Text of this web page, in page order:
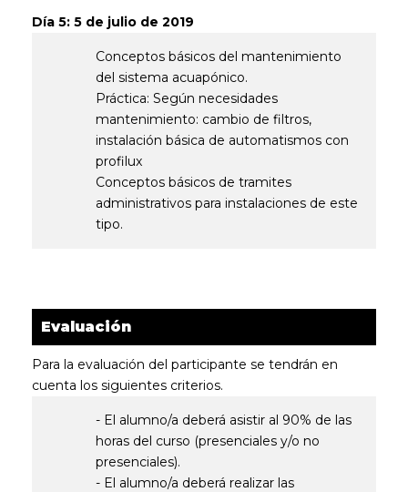
Día 5: 5 de julio de 2019
Conceptos básicos del mantenimiento
del sistema acuapónico.
Práctica: Según necesidades
mantenimiento: cambio de filtros,
instalación básica de automatismos con
profilux
Conceptos básicos de tramites
administrativos para instalaciones de este
tipo.
Evaluación
Para la evaluación del participante se tendrán en
cuenta los siguientes criterios.
- El alumno/a deberá asistir al 90% de las
horas del curso (presenciales y/o no
presenciales).
- El alumno/a deberá realizar las